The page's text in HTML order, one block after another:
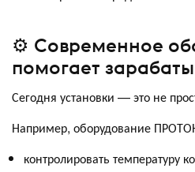
⚙️ Современное
помогает
Сегодня установки — это не
Например, оборудование
контролировать температуру